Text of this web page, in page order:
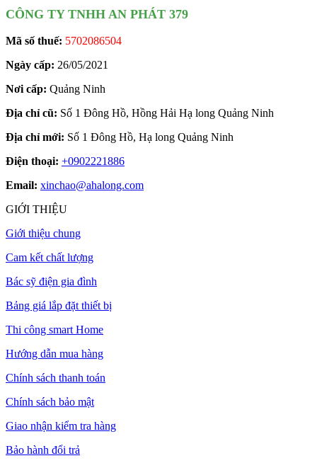
CÔNG TY TNHH AN PHÁT 379
Mã số thuế: 5702086504
Ngày cấp: 26/05/2021
Nơi cấp: Quảng Ninh
Địa chỉ cũ: Số 1 Đông Hồ, Hồng Hải Hạ long Quảng Ninh
Địa chỉ mới: Số 1 Đông Hồ, Hạ long Quảng Ninh
Điện thoại: +0902221886
Email: xinchao@ahalong.com
GIỚI THIỆU
Giới thiệu chung
Cam kết chất lượng
Bác sỹ điện gia đình
Bảng giá lắp đặt thiết bị
Thi công smart Home
Hướng dẫn mua hàng
Chính sách thanh toán
Chính sách bảo mật
Giao nhận kiểm tra hàng
Bảo hành đổi trả